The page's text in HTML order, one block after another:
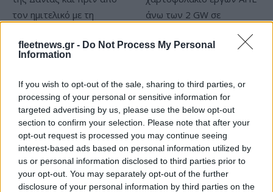
fleetnews.gr - Do Not Process My Personal
Information
If you wish to opt-out of the sale, sharing to third parties, or
processing of your personal or sensitive information for
targeted advertising by us, please use the below opt-out
section to confirm your selection. Please note that after your
opt-out request is processed you may continue seeing
interest-based ads based on personal information utilized by
us or personal information disclosed to third parties prior to
your opt-out. You may separately opt-out of the further
disclosure of your personal information by third parties on the
Εθνική Κορασίδων: Οι
της Δανίας και πριν από τον
ημιτελικό με τη Νορβηγία
ΑΠΕ άνω των 2 GW σε
Πολωνία και Ουγγαρία
Fourlis: Συμφωνία για την πώληση συμμετοχής στο Sofia
South Ring Mall έναντι 49,35 εκατ. ευρώ